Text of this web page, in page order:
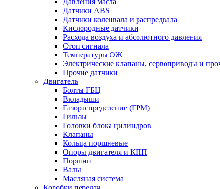
Давления масла
Датчики ABS
Датчики коленвала и распредвала
Кислородные датчики
Расхода воздуха и абсолютного давления
Стоп сигнала
Температуры ОЖ
Электрические клапаны, сервоприводы и
Прочие датчики
Двигатель
Болты ГБЦ
Вкладыши
Газораспределение (ГРМ)
Гильзы
Головки блока цилиндров
Клапаны
Кольца поршневые
Опоры двигателя и КПП
Поршни
Валы
Масляная система
Коробки передач